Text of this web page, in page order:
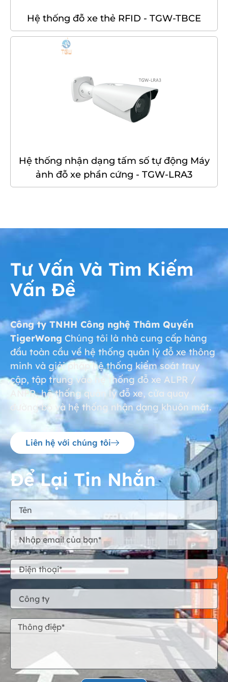
Hệ thống đỗ xe thẻ RFID - TGW-TBCE
Hệ thống nhận dạng tấm số tự động Máy
ảnh đỗ xe phần cứng - TGW-LRA3
Tư Vấn Và Tìm Kiếm
Vấn Đề
Công ty TNHH Công nghệ Thâm Quyến
TigerWong Chúng tôi là nhà cung cấp hàng
đầu toàn cầu về hệ thống quản lý đỗ xe thông
minh và giải pháp hệ thống kiểm soát truy
cập, tập trung vào hệ thống đỗ xe ALPR /
ANPR, hệ thống quản lý đỗ xe, cửa quay
đường bộ và hệ thống nhận dạng khuôn mặt.
Liên hệ với chúng tôi
Để Lại Tin Nhắn